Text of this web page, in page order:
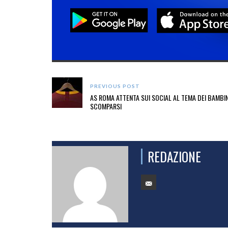
PREVIOUS POST
AS ROMA ATTENTA SUI SOCIAL AL TEMA DEI
SCOMPARSI
REDAZIONE